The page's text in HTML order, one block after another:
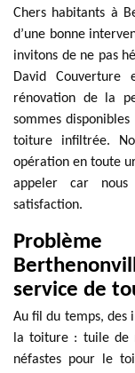
Chers habitants à
d’une bonne
invitons de ne pas
David
rénovation de la
sommes
toiture infiltrée.
opération en toute
appeler car
satisfaction.
service de
Au fil du temps, des
la toiture : tuile de
néfastes pour le